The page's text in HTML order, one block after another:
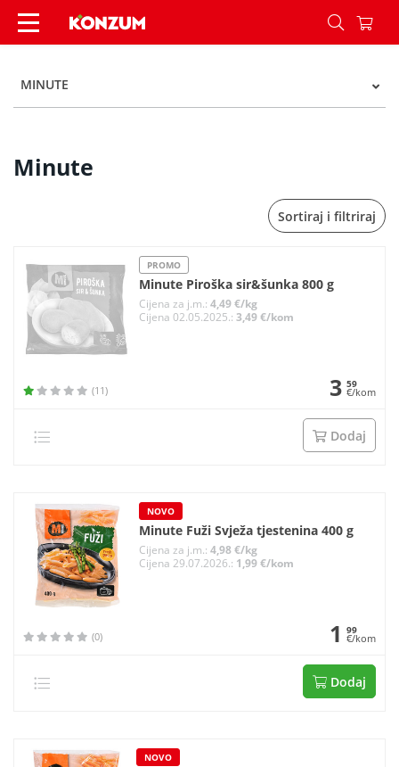
Minute - Kategorije - Konzum
MINUTE
Minute
Sortiraj i filtriraj
PROMO
Minute Piroška sir&šunka 800 g
Cijena za j.m.: 4,49 €/kg
Cijena 02.05.2025.: 3,49 €/kom
(11) 3 59
€/kom
Dodaj
NOVO
Minute Fuži Svježa tjestenina 400 g
Cijena za j.m.: 4,98 €/kg
Cijena 29.07.2026.: 1,99 €/kom
(0) 1 99
€/kom
Dodaj
NOVO